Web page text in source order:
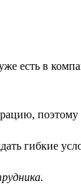
есть в
поэтому
гибкие